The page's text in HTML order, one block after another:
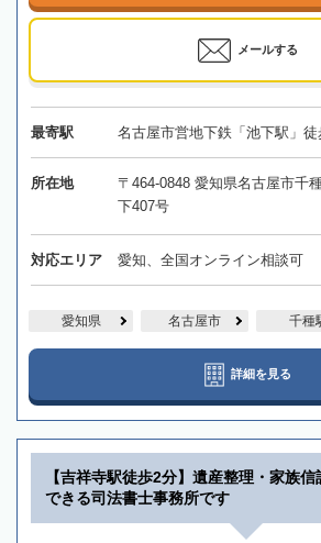
メールする
最寄駅 名古屋市営地下鉄「池下駅」徒
所在地
〒464-0848 愛知県名古屋市千
下407号
対応エリア 愛知、全国オンライン相談可
愛知県 名古屋市 千種
詳細を見る
【吉祥寺駅徒歩2分】遺産整理・家族
できる司法書士事務所です